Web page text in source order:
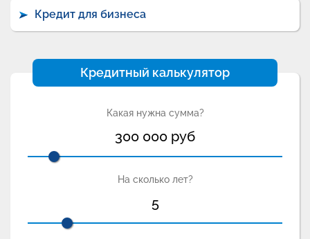
Кредит для бизнеса
Кредитный калькулятор
Какая нужна сумма?
300 000 руб
На сколько лет?
5